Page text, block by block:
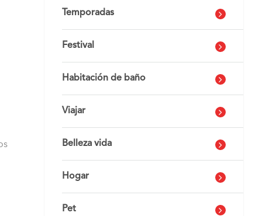
Temporadas
Festival
Habitación de baño
Viajar
Belleza vida
Hogar
Pet